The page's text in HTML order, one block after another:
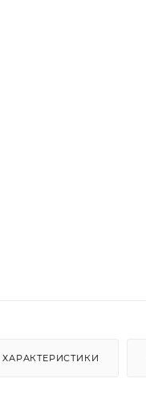
ХАРАКТЕРИСТИКИ